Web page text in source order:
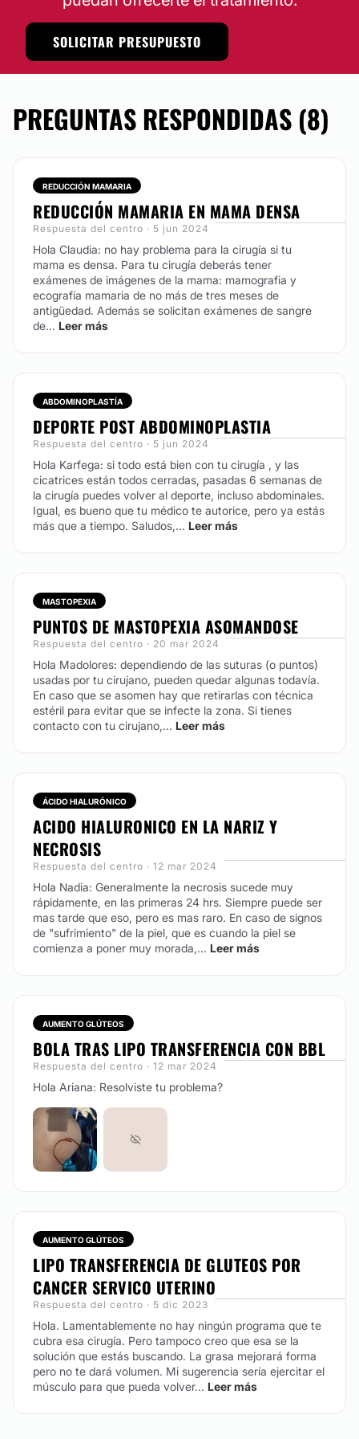
No
Verrugas
MEDICINA ESTÉTICA
Ácido hialurónico
Lipólisis
Hialuronidasa
TRATAMIENTOS DE BELLEZA
Eliminar grasa localizada
SOLICITAR PRESUPUESTO
PREGUNTAS RESPONDIDAS (8)
REDUCCIÓN MAMARIA
REDUCCIÓN MAMARIA EN MAMA DENSA
Respuesta del centro · 5 jun 2024
Hola Claudia: no hay problema para la cirugía si tu
mama es densa. Para tu cirugía deberás tener
exámenes de imágenes de la mama: mamografia y
ecografía mamaria de no más de tres meses de
antigüedad. Además se solicitan exámenes de sangre
de... Leer más
ABDOMINOPLASTÍA
DEPORTE POST ABDOMINOPLASTIA
Respuesta del centro · 5 jun 2024
Hola Karfega: si todo está bien con tu cirugía , y las
cicatrices están todos cerradas, pasadas 6 semanas de
la cirugía puedes volver al deporte, incluso abdominales.
Igual, es bueno que tu médico te autorice, pero ya estás
más que a tiempo. Saludos,... Leer más
MASTOPEXIA
PUNTOS DE MASTOPEXIA ASOMANDOSE
Respuesta del centro · 20 mar 2024
Hola Madolores: dependiendo de las suturas (o puntos)
usadas por tu cirujano, pueden quedar algunas todavía.
En caso que se asomen hay que retirarlas con técnica
estéril para evitar que se infecte la zona. Si tienes
contacto con tu cirujano,... Leer más
ÁCIDO HIALURÓNICO
ACIDO HIALURONICO EN LA NARIZ Y
NECROSIS
Respuesta del centro · 12 mar 2024
Hola Nadia: Generalmente la necrosis sucede muy
rápidamente, en las primeras 24 hrs. Siempre puede ser
mas tarde que eso, pero es mas raro. En caso de signos
de "sufrimiento" de la piel, que es cuando la piel se
comienza a poner muy morada,... Leer más
AUMENTO GLÚTEOS
BOLA TRAS LIPO TRANSFERENCIA CON BBL
Respuesta del centro · 12 mar 2024
Hola Ariana: Resolviste tu problema?
AUMENTO GLÚTEOS
LIPO TRANSFERENCIA DE GLUTEOS POR
CANCER SERVICO UTERINO
Respuesta del centro · 5 dic 2023
Hola. Lamentablemente no hay ningún programa que te
cubra esa cirugía. Pero tampoco creo que esa se la
solución que estás buscando. La grasa mejorará forma
pero no te dará volumen. Mi sugerencia sería ejercitar el
músculo para que pueda volver... Leer más